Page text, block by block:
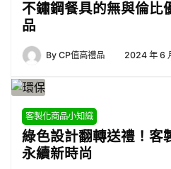
不鏽鋼餐具的無與倫比
品
By CP值高禮品 2024 年 6
客製化商品小知識
綠色設計翻轉送禮！客
永續新時尚